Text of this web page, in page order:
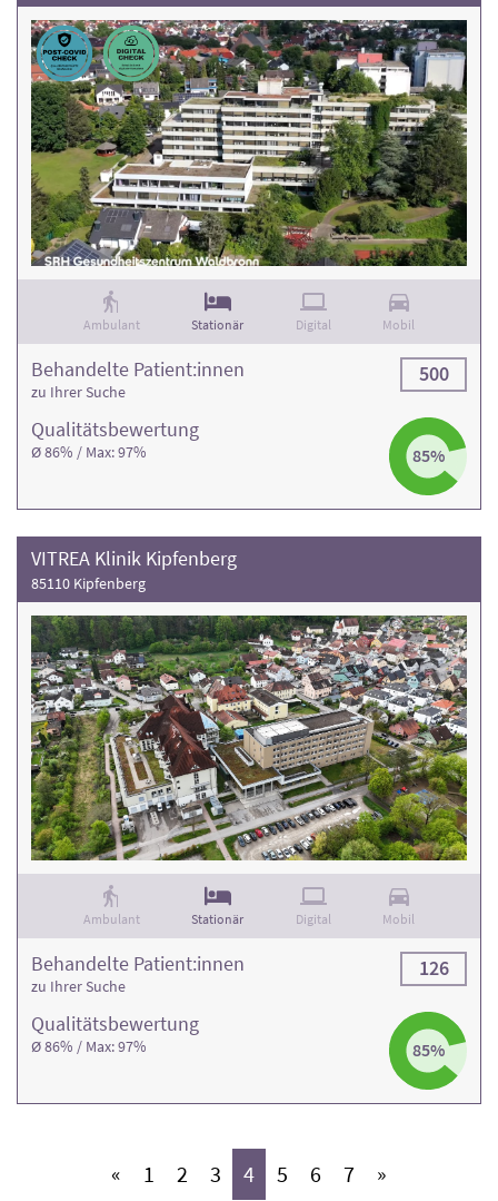
Ambulant Stationär Digital Mobil
Qualitäts­bewertung
Ø 86% / Max: 97% 85%
Behandelte Patient:innen
zu Ihrer Suche
500
VITREA Klinik Kipfenberg
85110 Kipfenberg
Ambulant Stationär Digital Mobil
Qualitäts­bewertung
Ø 86% / Max: 97% 85%
Behandelte Patient:innen
zu Ihrer Suche
126
« 1 (aktiv)
2 (aktiv)
3 (aktiv)
4(aktiv)
5 (aktiv)
6 (aktiv)
7(aktiv)
»